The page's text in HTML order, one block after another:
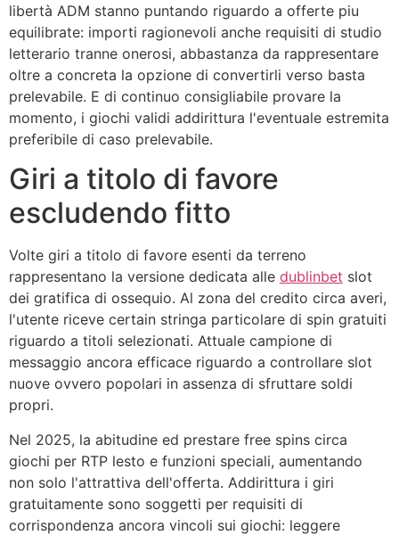
libertà ADM stanno puntando riguardo a offerte piu
equilibrate: importi ragionevoli anche requisiti di studio
letterario tranne onerosi, abbastanza da rappresentare
oltre a concreta la opzione di convertirli verso basta
prelevabile. E di continuo consigliabile provare la
momento, i giochi validi addirittura l'eventuale estremita
preferibile di caso prelevabile.
Giri a titolo di favore
escludendo fitto
Volte giri a titolo di favore esenti da terreno
rappresentano la versione dedicata alle dublinbet slot
dei gratifica di ossequio. Al zona del credito circa averi,
l'utente riceve certain stringa particolare di spin gratuiti
riguardo a titoli selezionati. Attuale campione di
messaggio ancora efficace riguardo a controllare slot
nuove ovvero popolari in assenza di sfruttare soldi
propri.
Nel 2025, la abitudine ed prestare free spins circa
giochi per RTP lesto e funzioni speciali, aumentando
non solo l'attrattiva dell'offerta. Addirittura i giri
gratuitamente sono soggetti per requisiti di
corrispondenza ancora vincoli sui giochi: leggere